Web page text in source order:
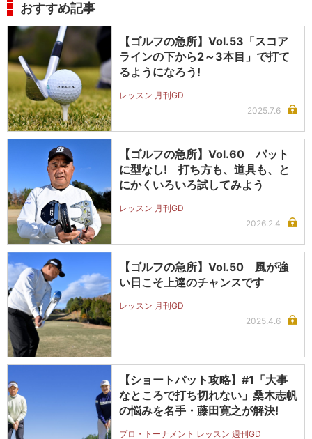
おすすめ記事
【ゴルフの急所】Vol.53「スコア
ラインの下から2～3本目」で打て
るようになろう!
レッスン 月刊GD
2025.7.6
【ゴルフの急所】Vol.60 パット
に型なし! 打ち方も、道具も、と
にかくいろいろ試してみよう
レッスン 月刊GD
2026.2.4
【ゴルフの急所】Vol.50 風が強
い日こそ上達のチャンスです
レッスン 月刊GD
2025.4.6
【ショートパット攻略】#1「大事
なところで打ち切れない」桑木志帆
の悩みを名手・藤田寛之が解決!
プロ・トーナメント レッスン 週刊GD